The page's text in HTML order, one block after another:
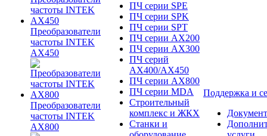
Преобразователи
частоты INTEK
AX450
Преобразователи
частоты INTEK
AX800
ПЧ серии SPE
ПЧ серии SPK
ПЧ серии SPT
ПЧ серии AX200
ПЧ серии AX300
ПЧ серий
AX400/AX450
ПЧ серии AX800
ПЧ серии MDA
Строительный
комплекс и ЖКХ
Станки и
Поддержка и